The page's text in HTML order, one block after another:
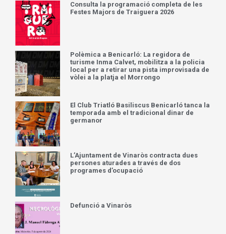
Consulta la programació completa de les
Festes Majors de Traiguera 2026
Polèmica a Benicarló: La regidora de
turisme Inma Calvet, mobilitza a la policia
local per a retirar una pista improvisada de
vòlei a la platja el Morrongo
El Club Triatló Basiliscus Benicarló tanca la
temporada amb el tradicional dinar de
germanor
L’Ajuntament de Vinaròs contracta dues
persones aturades a través de dos
programes d’ocupació
Defunció a Vinaròs